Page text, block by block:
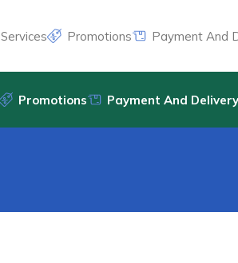
Services Promotions Payment And
Promotions Payment And Delivery